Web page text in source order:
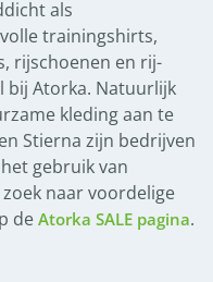
als
trainingshirts,
rijschoenen en rij-
bij Atorka. Natuurlijk
kleding aan te
Stierna zijn bedrijven
gebruik van
naar voordelige
de Atorka SALE pagina.